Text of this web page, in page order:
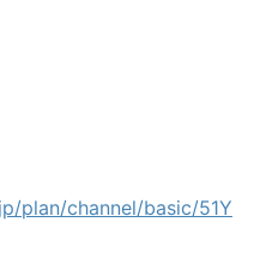
plan/channel/basic/51Y